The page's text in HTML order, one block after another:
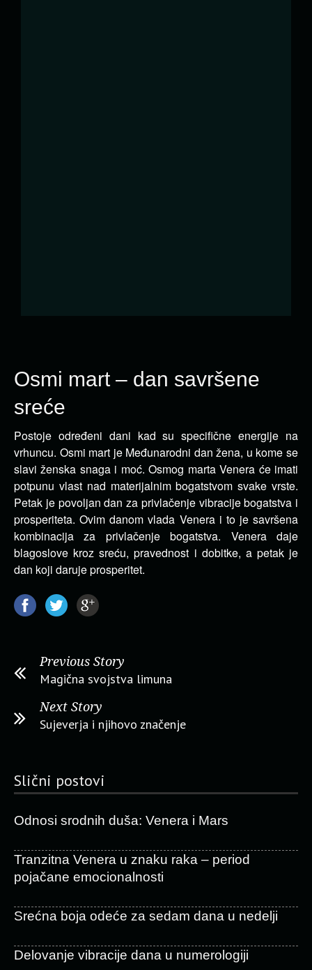
Osmi mart – dan savršene
sreće
Postoje određeni dani kad su specifične energije na
vrhuncu. Osmi mart je Međunarodni dan žena, u kome se
slavi ženska snaga i moć. Osmog marta Venera će imati
potpunu vlast nad materijalnim bogatstvom svake vrste.
Petak je povoljan dan za privlačenje vibracije bogatstva i
prosperiteta. Ovim danom vlada Venera i to je savršena
kombinacija za privlačenje bogatstva. Venera daje
blagoslove kroz sreću, pravednost i dobitke, a petak je
dan koji daruje prosperitet.
Previous Story
Magična svojstva limuna
Next Story
Sujeverja i njihovo značenje
Slični postovi
Odnosi srodnih duša: Venera i Mars
Tranzitna Venera u znaku raka – period
pojačane emocionalnosti
Srećna boja odeće za sedam dana u nedelji
Delovanje vibracije dana u numerologiji